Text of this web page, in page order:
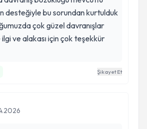
çok güzel davranışlar
ve alakası için çok teşekkür
Şikayet Et